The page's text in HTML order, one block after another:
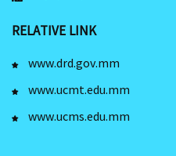
RELATIVE LINK
www.drd.gov.mm
www.ucmt.edu.mm
www.ucms.edu.mm